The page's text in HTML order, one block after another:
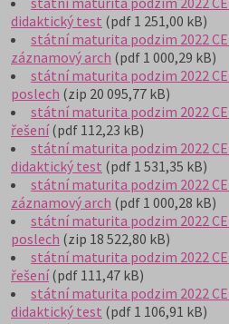
didaktický test (pdf 1 251,00 kB)
státní maturita podzim 2022
záznamový arch (pdf 1 000,29 kB)
státní maturita podzim 2022
poslech (zip 20 095,77 kB)
státní maturita podzim 2022
řešení(pdf 112,23 kB)
státní maturita podzim 2022
didaktický test (pdf 1 531,35 kB)
státní maturita podzim 2022
záznamový arch (pdf 1 000,28 kB)
státní maturita podzim 2022
poslech (zip 18 522,80 kB)
státní maturita podzim 2022
řešení(pdf 111,47 kB)
státní maturita podzim 2022
didaktický test (pdf 1 106,91 kB)